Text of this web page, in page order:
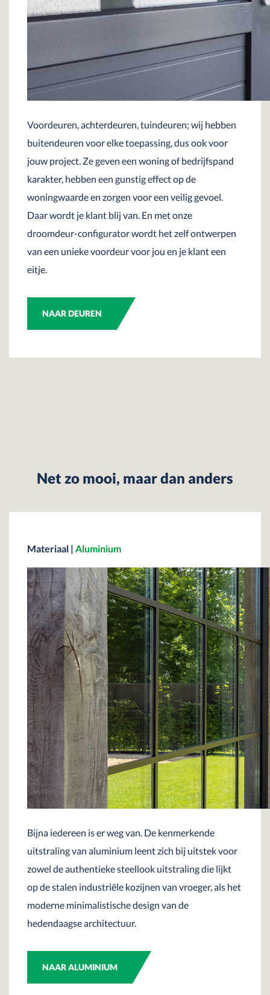
Voordeuren, achterdeuren, tuindeuren; wij hebben
buitendeuren voor elke toepassing, dus ook voor
jouw project. Ze geven een woning of bedrijfspand
karakter, hebben een gunstig effect op de
woningwaarde en zorgen voor een veilig gevoel.
Daar wordt je klant blij van. En met onze
droomdeur-configurator wordt het zelf ontwerpen
van een unieke voordeur voor jou en je klant een
eitje.
NAAR DEUREN
Net zo mooi, maar dan anders
Materiaal | Aluminium
Bijna iedereen is er weg van. De kenmerkende
uitstraling van aluminium leent zich bij uitstek voor
zowel de authentieke steellook uitstraling die lijkt
op de stalen industriële kozijnen van vroeger, als het
moderne minimalistische design van de
hedendaagse architectuur.
NAAR ALUMINIUM